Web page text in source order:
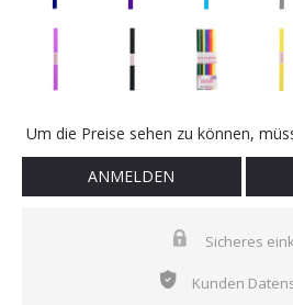
Um die Preise sehen zu können,
ANMELDEN
Sicheres
Kunden